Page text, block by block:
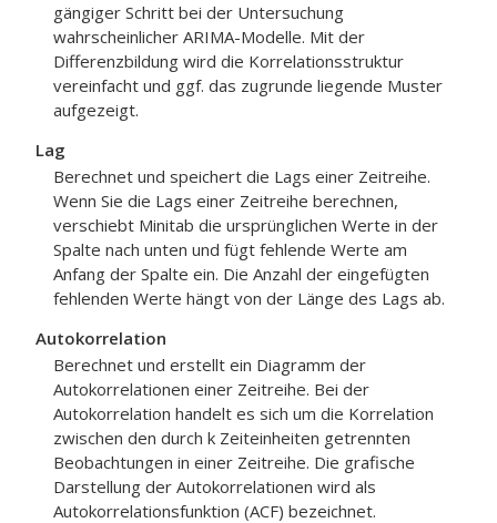
gängiger Schritt bei der Untersuchung
wahrscheinlicher ARIMA-Modelle. Mit der
Differenzbildung wird die Korrelationsstruktur
vereinfacht und ggf. das zugrunde liegende Muster
aufgezeigt.
Lag
Berechnet und speichert die Lags einer Zeitreihe.
Wenn Sie die Lags einer Zeitreihe berechnen,
verschiebt Minitab die ursprünglichen Werte in der
Spalte nach unten und fügt fehlende Werte am
Anfang der Spalte ein. Die Anzahl der eingefügten
fehlenden Werte hängt von der Länge des Lags ab.
Autokorrelation
Berechnet und erstellt ein Diagramm der
Autokorrelationen einer Zeitreihe. Bei der
Autokorrelation handelt es sich um die Korrelation
zwischen den durch k Zeiteinheiten getrennten
Beobachtungen in einer Zeitreihe. Die grafische
Darstellung der Autokorrelationen wird als
Autokorrelationsfunktion (ACF) bezeichnet.